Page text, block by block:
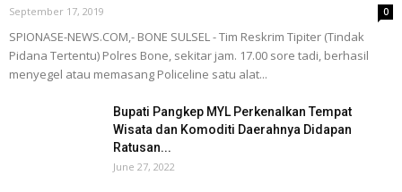
September 17, 2019 0
SPIONASE-NEWS.COM,- BONE SULSEL - Tim Reskrim Tipiter (Tindak
Pidana Tertentu) Polres Bone, sekitar jam. 17.00 sore tadi, berhasil
menyegel atau memasang Policeline satu alat...
Bupati Pangkep MYL Perkenalkan Tempat
Wisata dan Komoditi Daerahnya Didapan
Ratusan...
June 27, 2022